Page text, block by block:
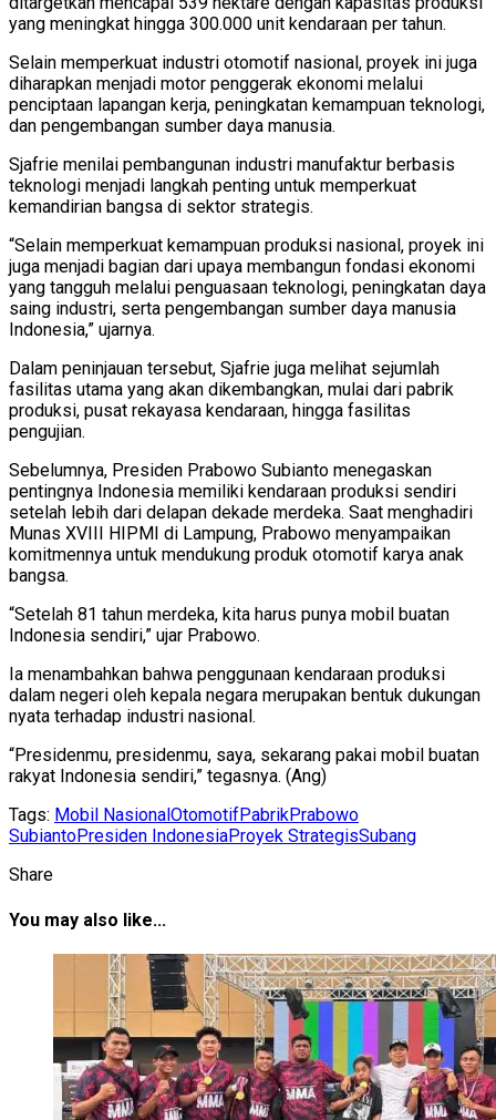
yang meningkat hingga 300.000 unit kendaraan per tahun.
Selain memperkuat industri otomotif nasional, proyek ini juga
diharapkan menjadi motor penggerak ekonomi melalui
penciptaan lapangan kerja, peningkatan kemampuan teknologi,
dan pengembangan sumber daya manusia.
Sjafrie menilai pembangunan industri manufaktur berbasis
teknologi menjadi langkah penting untuk memperkuat
kemandirian bangsa di sektor strategis.
“Selain memperkuat kemampuan produksi nasional, proyek ini
juga menjadi bagian dari upaya membangun fondasi ekonomi
yang tangguh melalui penguasaan teknologi, peningkatan daya
saing industri, serta pengembangan sumber daya manusia
Indonesia,” ujarnya.
Dalam peninjauan tersebut, Sjafrie juga melihat sejumlah
fasilitas utama yang akan dikembangkan, mulai dari pabrik
produksi, pusat rekayasa kendaraan, hingga fasilitas
pengujian.
Sebelumnya, Presiden Prabowo Subianto menegaskan
pentingnya Indonesia memiliki kendaraan produksi sendiri
setelah lebih dari delapan dekade merdeka. Saat menghadiri
Munas XVIII HIPMI di Lampung, Prabowo menyampaikan
komitmennya untuk mendukung produk otomotif karya anak
bangsa.
“Setelah 81 tahun merdeka, kita harus punya mobil buatan
Indonesia sendiri,” ujar Prabowo.
Ia menambahkan bahwa penggunaan kendaraan produksi
dalam negeri oleh kepala negara merupakan bentuk dukungan
nyata terhadap industri nasional.
“Presidenmu, presidenmu, saya, sekarang pakai mobil buatan
rakyat Indonesia sendiri,” tegasnya. (Ang)
Tags: Mobil Nasional Otomotif PabrikPrabowo
SubiantoPresiden IndonesiaProyek StrategisSubang
Share
You may also like...